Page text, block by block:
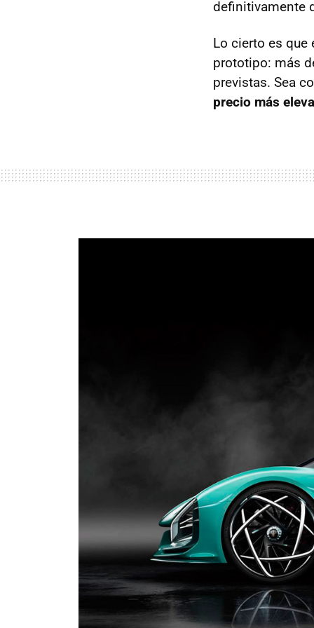
definitivamente
Lo cierto es que
prototipo: más
previstas. Sea
precio más